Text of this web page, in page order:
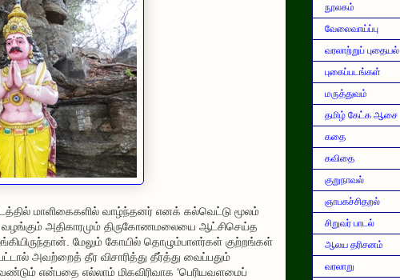
மாளிகைகளில் வாழ்ந்தனர் எனக் கல்வெட்டு மூலம்
அதிகாரமும் திருகோணமலையை ஆட்சிசெய்த
மேலும் கோயில் தொழும்பாளர்கள் குற்றங்கள்
அவற்றைத் தீர விசாரித்து தீர்த்து வைப்பதும்
என்பதை எல்லாம் மிகவிரிவாக ‘பெரியவளமைப்
நூலகம்
வேலைவாய்ப்பு
வரலாற்றுப் புதையல்
புகைப்படங்கள்
மருத்துவம்
தமிழ் கேட்க ஆசை
கதை
கவிதை
குறுநாவல்
ஞாபகச்சிதறல்
சிறுவர் பாடல்
ஆலய தரிசனம்
வரலாறு